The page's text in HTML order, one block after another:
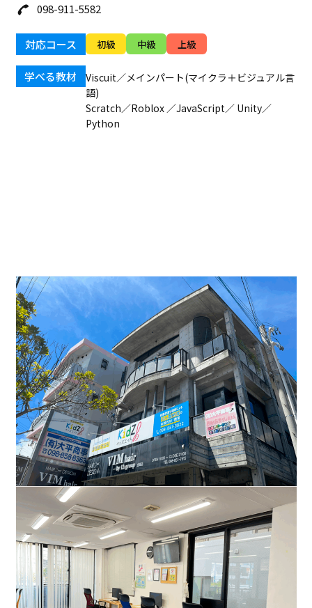
098-911-5582
対応コース 初級 中級 上級
学べる教材
Viscuit／メインパート(マイクラ＋ビジュアル言
語)
Scratch／Roblox ／JavaScript／ Unity／
Python